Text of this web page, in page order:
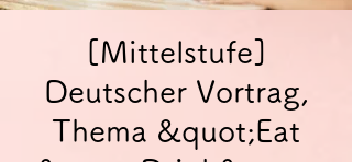
[Mittelstufe]
Deutscher Vortrag,
Thema &quot;Eat